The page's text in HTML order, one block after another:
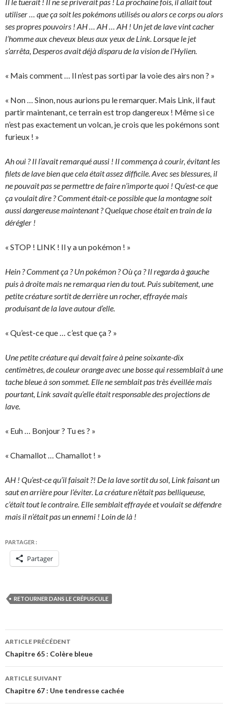
utiliser … que ça soit les pokémons utilisés ou alors ce corps ou alors
ses propres pouvoirs ! AH … AH … AH ! Un jet de lave vint cacher
l’homme aux cheveux bleus aux yeux de Link. Lorsque le jet
s’arrêta, Desperos avait déjà disparu de la vision de l’Hylien.
« Mais comment … Il n’est pas sorti par la voie des airs non ? »
« Non … Sinon, nous aurions pu le remarquer. Mais Link, il faut
partir maintenant, ce terrain est trop dangereux ! Même si ce
n’est pas exactement un volcan, je crois que les pokémons sont
furieux ! »
Ah oui ? Il l’avait remarqué aussi ! Il commença à courir, évitant les
filets de lave bien que cela était assez difficile. Avec ses blessures, il
ne pouvait pas se permettre de faire n’importe quoi ! Qu’est-ce que
ça voulait dire ? Comment était-ce possible que la montagne soit
aussi dangereuse maintenant ? Quelque chose était en train de la
dérégler !
« STOP ! LINK ! Il y a un pokémon ! »
Hein ? Comment ça ? Un pokémon ? Où ça ? Il regarda à gauche
puis à droite mais ne remarqua rien du tout. Puis subitement, une
petite créature sortit de derrière un rocher, effrayée mais
produisant de la lave autour d’elle.
« Qu’est-ce que … c’est que ça ? »
Une petite créature qui devait faire à peine soixante-dix
centimètres, de couleur orange avec une bosse qui ressemblait à une
tache bleue à son sommet. Elle ne semblait pas très éveillée mais
pourtant, Link savait qu’elle était responsable des projections de
lave.
« Euh … Bonjour ? Tu es ? »
« Chamallot … Chamallot ! »
AH ! Qu’est-ce qu’il faisait ?! De la lave sortit du sol, Link faisant un
saut en arrière pour l’éviter. La créature n’était pas belliqueuse,
c’était tout le contraire. Elle semblait effrayée et voulait se défendre
mais il n’était pas un ennemi ! Loin de là !
PARTAGER :
Partager
RETOURNER DANS LE CRÉPUSCULE
Navigation
des
articles
ARTICLE PRÉCÉDENT
Chapitre 65 : Colère bleue
ARTICLE SUIVANT
Chapitre 67 : Une tendresse cachée